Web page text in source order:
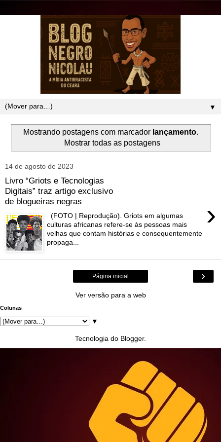
▼
Mostrando postagens com marcador lançamento.
Mostrar todas as postagens
14 de agosto de 2023
Livro “Griots e Tecnologias
Digitais” traz artigo exclusivo
de blogueiras negras
›
(FOTO | Reprodução). Griots em algumas
culturas africanas refere-se às pessoas mais
velhas que contam histórias e consequentemente
propaga...
›
Página inicial
Ver versão para a web
Colunas
▼
Tecnologia do Blogger.